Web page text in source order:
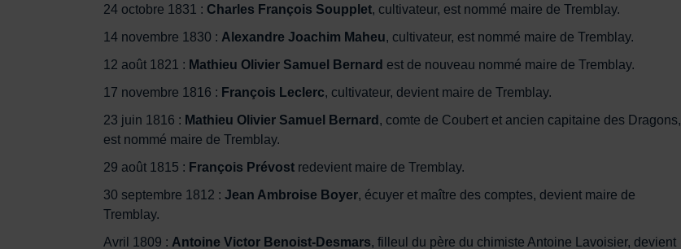
24 octobre 1831 : Charles François Soupplet, cultivateur, est nommé maire de Tremblay.
14 novembre 1830 : Alexandre Joachim Maheu, cultivateur, est nommé maire de Tremblay.
12 août 1821 : Mathieu Olivier Samuel Bernard est de nouveau nommé maire de Tremblay.
17 novembre 1816 : François Leclerc, cultivateur, devient maire de Tremblay.
23 juin 1816 : Mathieu Olivier Samuel Bernard , comte de Coubert et ancien capitaine des Dragons,
est nommé maire de Tremblay.
29 août 1815 : François Prévost redevient maire de Tremblay.
30 septembre 1812 : Jean Ambroise Boyer, écuyer et maître des comptes, devient maire de
Tremblay.
Avril 1809 : Antoine Victor Benoist-Desmars, filleul du père du chimiste Antoine Lavoisier, devient